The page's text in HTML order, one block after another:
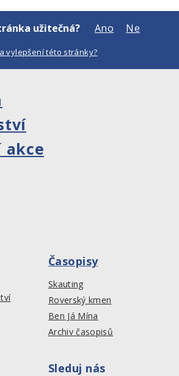
užitečná? Ano Ne
vylepšení této stránky?
akce
Časopisy
Skauting
Roverský kmen
Ben Já Mína
Archiv časopisů
Sleduj nás